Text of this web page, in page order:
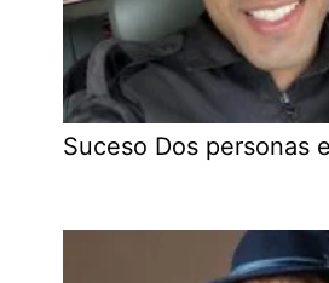
Suceso Dos personas